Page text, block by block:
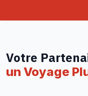
Votre
un Voyage